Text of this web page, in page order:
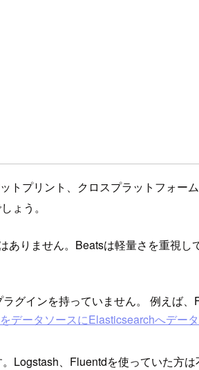
プリント、クロスプラットフォー
ょう。
りません。Beatsは軽量さを重視
グインを持っていません。 例えば
データソースにElasticsearchへデー
Logstash、Fluentdを使っていた方は